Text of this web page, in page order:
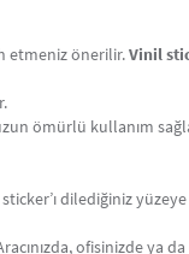
etmeniz önerilir.Vinil
ömürlü kullanım
sticker’ı dilediğiniz
ofisinizde ya